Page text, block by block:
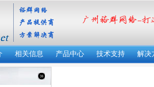
相关信息 产品中心 技术支持 解决